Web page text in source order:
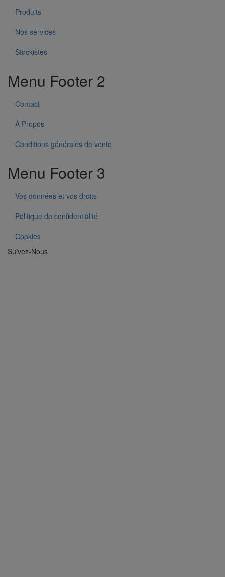
Produits
Nos services
Stockistes
Menu Footer 2
Contact
À Propos
Conditions générales de vente
Menu Footer 3
Vos données et vos droits
Politique de confidentialité
Cookies
Suivez-Nous